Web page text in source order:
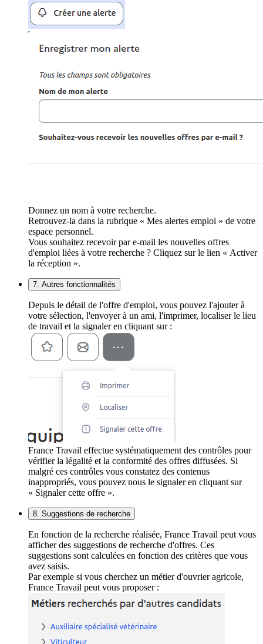
Donnez un nom à votre recherche.
Retrouvez-la dans la rubrique « Mes alertes emploi » de votre
espace personnel.
Vous souhaitez recevoir par e-mail les nouvelles offres
d'emploi liées à votre recherche ? Cliquez sur le lien « Activer
la réception ».
7. Autres fonctionnalités
Depuis le détail de l'offre d'emploi, vous pouvez l'ajouter à
votre sélection, l'envoyer à un ami, l'imprimer, localiser le lieu
de travail et la signaler en cliquant sur :
France Travail effectue systématiquement des contrôles pour
vérifier la légalité et la conformité des offres diffusées. Si
malgré ces contrôles vous constatez des contenus
inappropriés, vous pouvez nous le signaler en cliquant sur
« Signaler cette offre ».
8. Suggestions de recherche
En fonction de la recherche réalisée, France Travail peut vous
afficher des suggestions de recherche d'offres. Ces
suggestions sont calculées en fonction des critères que vous
avez saisis.
Par exemple si vous cherchez un métier d'ouvrier agricole,
France Travail peut vous proposer :